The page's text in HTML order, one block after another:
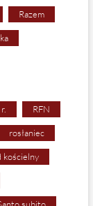
Razem
RFN
rosłaniec
kościelny